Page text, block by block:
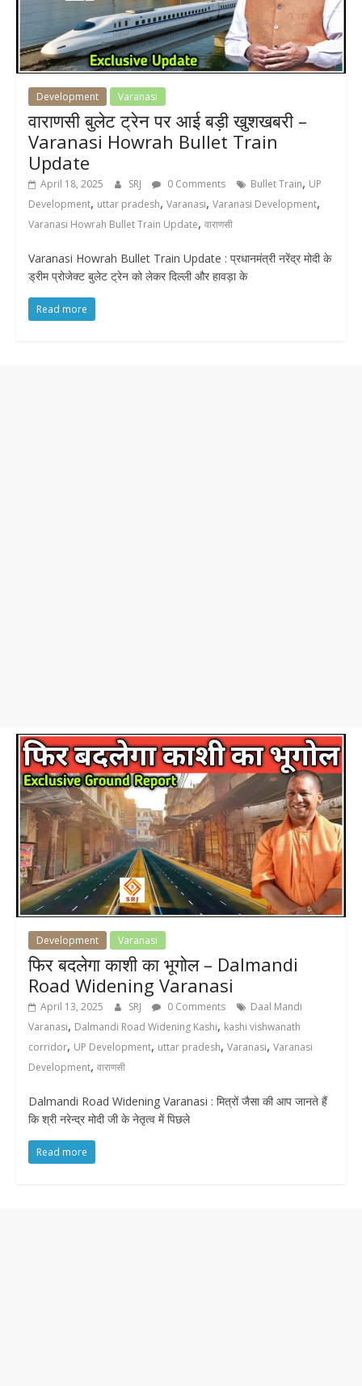
Development Varanasi
वाराणसी बुलेट ट्रेन पर आई बड़ी खुशखबरी –
Varanasi Howrah Bullet Train
Update
April 18, 2025 SRJ 0 Comments Bullet Train, UP
Development, uttar pradesh, Varanasi, Varanasi Development,
Varanasi Howrah Bullet Train Update, वाराणसी
Varanasi Howrah Bullet Train Update : प्रधानमंत्री नरेंद्र मोदी के
ड्रीम प्रोजेक्‍ट बुलेट ट्रेन को लेकर दिल्ली और हावड़ा के
Read more
Development Varanasi
फिर बदलेगा काशी का भूगोल – Dalmandi
Road Widening Varanasi
April 13, 2025 SRJ 0 Comments
Daal Mandi
Varanasi, Dalmandi Road Widening Kashi, kashi vishwanath
corridor, UP Development, uttar pradesh, Varanasi, Varanasi
Development, वाराणसी
Dalmandi Road Widening Varanasi : मित्रों जैसा की आप जानते हैं
कि श्री नरेन्द्र मोदी जी के नेतृत्व में पिछले
Read more